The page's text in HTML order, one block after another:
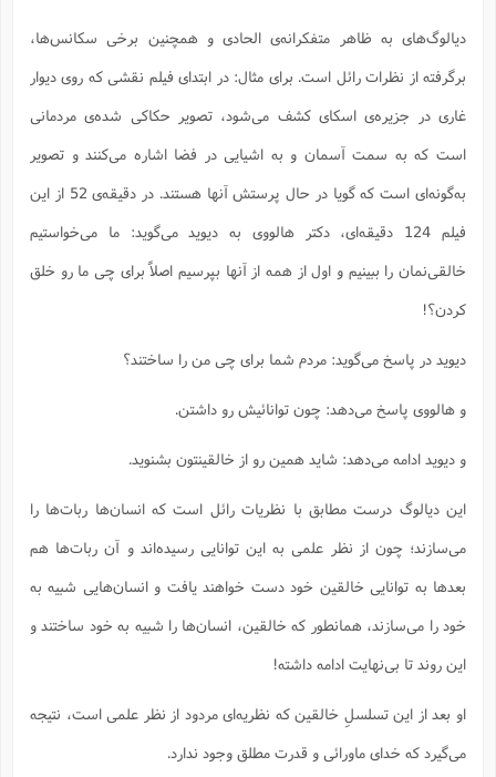
دیالوگ‌های به ظاهر متفکرانه‌ی الحادی و همچنین برخی سکانس‌ها،
برگرفته از نظرات رائل است. برای مثال: در ابتدای فیلم نقشی که روی دیوار
غاری در جزیره‌ی اسکای کشف می‌شود، تصویر حکاکی شده‌ی مردمانی
است که به سمت آسمان و به اشیایی در فضا اشاره می‌کنند و تصویر
به‌گونه‌ای است که گویا در حال پرستش آنها هستند. در دقیقه‌ی 52 از این
فیلم 124 دقیقه‌ای، دکتر هالووی به دیوید می‌گوید: ما می‌خواستیم
خالقی‌نمان را ببینیم و اول از همه از آنها بپرسیم اصلاً برای چی ما رو خلق
کردن؟!
دیوید در پاسخ می‌گوید: مردم شما برای چی من را ساختند؟
و هالووی پاسخ می‌دهد: چون توانائیش رو داشتن.
و دیوید ادامه می‌دهد: شاید همین رو از خالقینتون بشنوید.
این دیالوگ درست مطابق با نظریات رائل است که انسان‌ها ربات‌ها را
می‌سازند؛ چون از نظر علمی به این توانایی رسیده‌اند و آن ربات‌ها هم
بعدها به توانایی خالقین خود دست خواهند یافت و انسان‌هایی شبیه به
خود را می‌سازند، همانطور که خالقین، انسان‌ها را شبیه به خود ساختند و
این روند تا بی‌نهایت ادامه داشته!
او بعد از این تسلسلِ خالقین که نظریه‌ای مردود از نظر علمی است، نتیجه
می‌گیرد که خدای ماورائی و قدرت مطلق وجود ندارد.